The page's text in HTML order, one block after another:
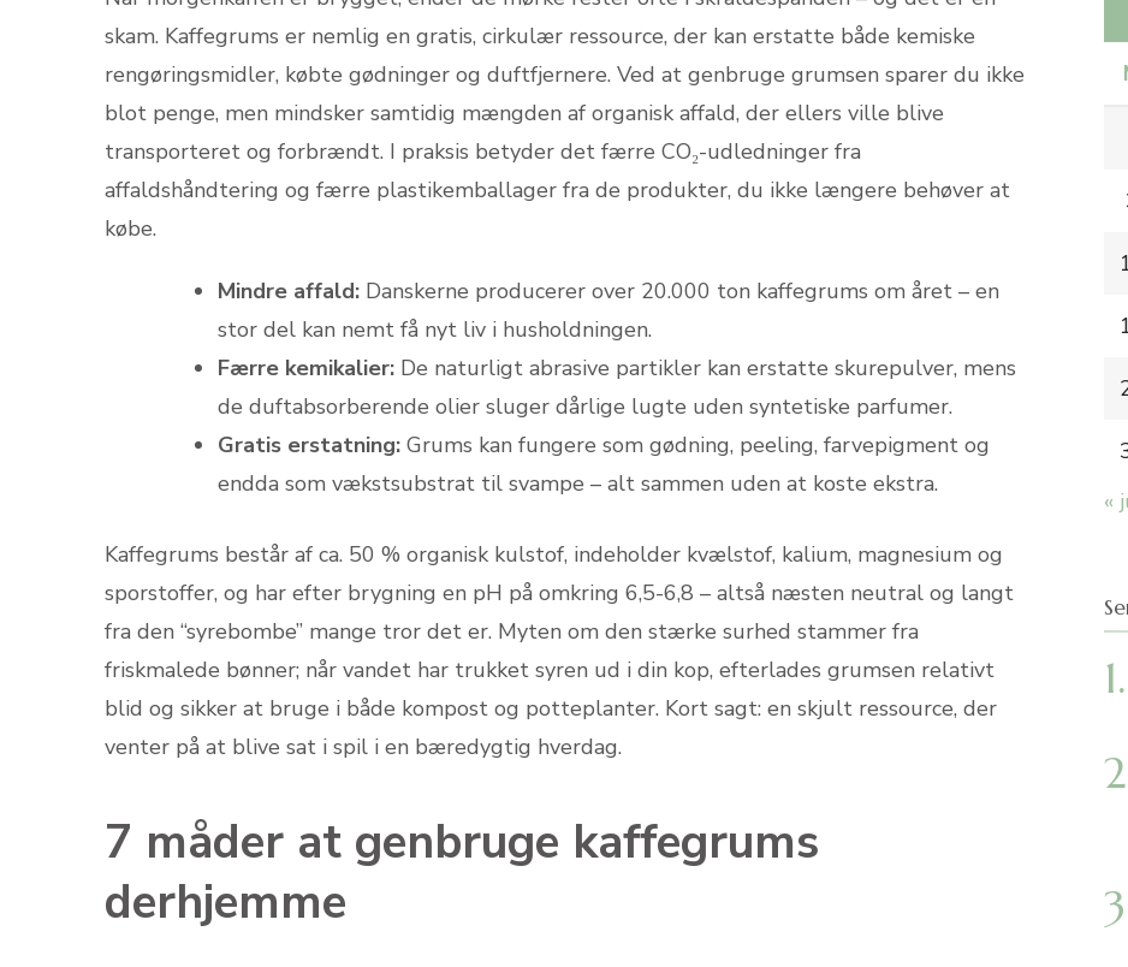
skam. Kaffegrums er nemlig en gratis, cirkulær ressource, der kan erstatte både kemiske
rengøringsmidler, købte gødninger og duftfjernere. Ved at genbruge grumsen sparer du ikke
blot penge, men mindsker samtidig mængden af organisk affald, der ellers ville blive
transporteret og forbrændt. I praksis betyder det færre CO₂-udledninger fra
affaldshåndtering og færre plastikemballager fra de produkter, du ikke længere behøver at
købe.
Mindre affald: Danskerne producerer over 20.000 ton kaffegrums om året – en
stor del kan nemt få nyt liv i husholdningen.
Færre kemikalier: De naturligt abrasive partikler kan erstatte skurepulver, mens
de duftabsorberende olier sluger dårlige lugte uden syntetiske parfumer.
Gratis erstatning: Grums kan fungere som gødning, peeling, farvepigment og
endda som vækstsubstrat til svampe – alt sammen uden at koste ekstra.
Kaffegrums består af ca. 50 % organisk kulstof, indeholder kvælstof, kalium, magnesium og
sporstoffer, og har efter brygning en pH på omkring 6,5-6,8 – altså næsten neutral og langt
fra den “syrebombe” mange tror det er. Myten om den stærke surhed stammer fra
friskmalede bønner; når vandet har trukket syren ud i din kop, efterlades grumsen relativt
blid og sikker at bruge i både kompost og potteplanter. Kort sagt: en skjult ressource, der
venter på at blive sat i spil i en bæredygtig hverdag.
7 måder at genbruge kaffegrums
derhjemme
«